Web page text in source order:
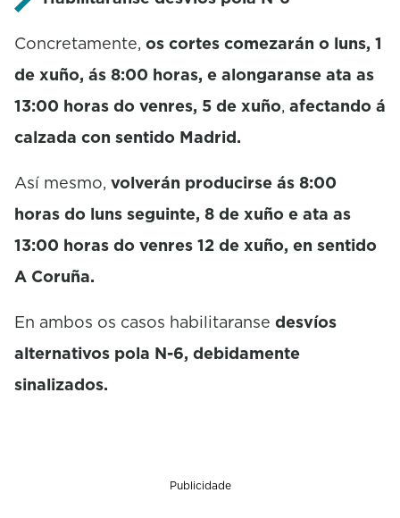
Concretamente, os cortes comezarán o luns, 1
de xuño, ás 8:00 horas, e alongaranse ata as
13:00 horas do venres, 5 de xuño, afectando á
calzada con sentido Madrid.
Así mesmo, volverán producirse ás 8:00
horas do luns seguinte, 8 de xuño e ata as
13:00 horas do venres 12 de xuño, en sentido
A Coruña.
En ambos os casos habilitaranse desvíos
alternativos pola N-6, debidamente
sinalizados.
Publicidade